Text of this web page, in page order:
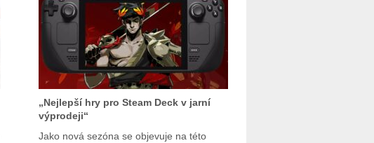
„Nejlepší hry pro Steam Deck v jarní
výprodeji“
Jako nová sezóna se objevuje na této